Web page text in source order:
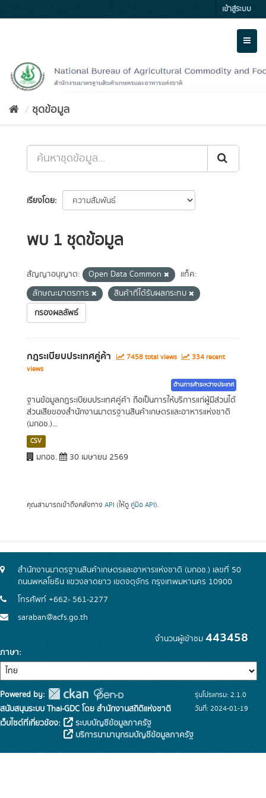
to
เข้าสู่ระบบ
ชุดข้อมูล
เรียงโดย
พบ 1 ชุดข้อมูล
สัญญาอนุญาต: Open Data Common
แท็ค:
ลักษณะมาตรการ
สินค้าที่ได้รับผลกระทบ
กรองผลลัพธ์
กฎระเบียบประเทศคู่ค้า 7458 total views
334 recent
views
ด้านการค้าระหว่างประเทศ
ฐานข้อมูลกฎระเบียบประเทศคู่ค้า ถือเป็นการให้บริการแก่ผู้มีส่วนได้
ส่วนเสียของสำนักงานมาตรฐานสินค้าเกษตรและอาหารแห่งชาติ
(มกอช.)...
CSV
มกอช. 30 เมษายน 2569
คุณสามารถเข้าถึงคลังทาง API (ให้ดู คู่มือ API).
สำนักงานมาตรฐานสินค้าเกษตรและอาหารแห่งชาติ (มกอช.) เลขที่ 50
ถนนพหลโยธิน แขวงลาดยาว เขตจตุจักร กรุงเทพมหานคร 10900
โทรศัพท์ +662- 561-2277
saraban@acfs.go.th
จำนวนผู้เข้าชม 443458
ภาษา
Powered by:
สนับสนุนระบบ Thai-GDC โดย สำนักงานสถิติแห่งชาติ
เว็บไซต์ที่เกี่ยวข้อง:
ระบบบัญชีข้อมูลภาครัฐ
บริการนามานุกรมบัญชีข้อมูลภาครัฐ
รุ่นโปรแกรม: 2.1.0
วันที่: 2024-01-19